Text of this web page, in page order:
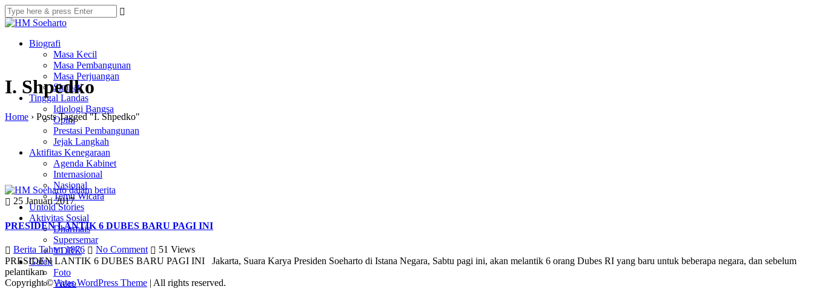
Biografi
Masa Kecil
Masa Pembangunan
Masa Perjuangan
Simpati
Tinggal Landas
Idiologi Bangsa
Opini
Prestasi Pembangunan
Jejak Langkah
Aktifitas Kenegaraan
Agenda Kabinet
Internasional
Nasional
Temu Wicara
Untold Stories
Aktivitas Sosial
Dharmais
Supersemar
YDRK
Galeri
Foto
Video
I. Shpedko
Home › Posts Tagged "I. Shpedko"
25 Januari 2017
PRESIDEN LANTIK 6 DUBES BARU PAGI INI
Berita Tahun 1976 No Comment 51 Views
PRESIDEN LANTIK 6 DUBES BARU PAGI INI Jakarta, Suara Karya Presiden Soeharto di Istana Negara, Sabtu pagi ini, akan melantik 6 orang Dubes RI yang baru untuk beberapa negara, dan sebelum
pelantikan
Copyright ©Avas WordPress Theme | All rights reserved.